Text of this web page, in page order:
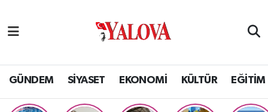
GÜNDEM SİYASET EKONOMİ KÜLTÜR EĞİTİM
SİYASET
EKONOMİ
Yalova Nöbetçi Eczaneler
Yalova Hava Durumu
Yalova Namaz Vakitleri